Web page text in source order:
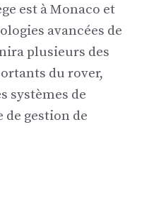
est à Monaco et
avancées de
plusieurs des
du rover,
systèmes de
gestion de